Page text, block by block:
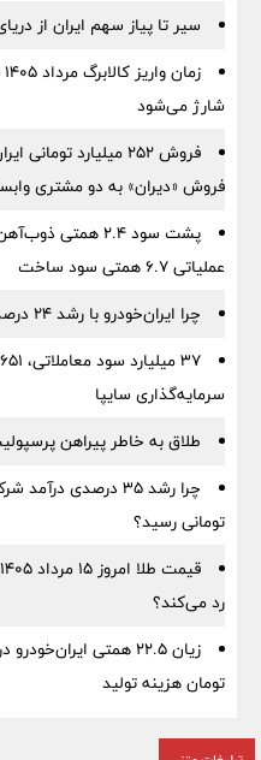
سیر تا پیاز سهم ایران از
شارژ می‌شود
فروش ۲۵۲ میلیارد
فروش «دیران» به دو مشتری
پشت سود ۲.۴
عملیاتی ۶.۷ همتی سود ساخت
چرا ایران‌خودرو با رشد ۲۴ درصدی فروش، ۲۲.۵ همت زیان ساخت؟
سرمایه‌گذاری سایپا
طلاق به خاطر پیراهن
تومانی رسید؟
رد می‌کند؟
تومان هزینه تولید